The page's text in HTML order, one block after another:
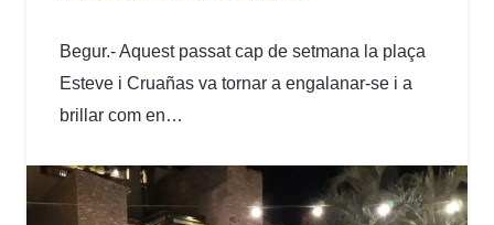
Begur.- Aquest passat cap de setmana la plaça
Esteve i Cruañas va tornar a engalanar-se i a
brillar com en…